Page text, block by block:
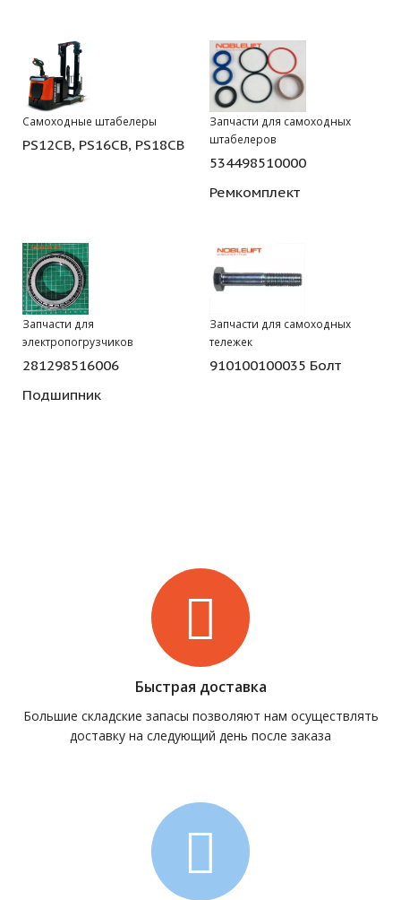
Самоходные штабелеры
PS12CB, PS16CB, PS18CB
Запчасти для самоходных
штабелеров
534498510000
Ремкомплект
Запчасти для
электропогрузчиков
281298516006
Подшипник
Запчасти для самоходных
тележек
910100100035 Болт
Быстрая доставка
Большие складские запасы позволяют нам осуществлять
доставку на следующий день после заказа